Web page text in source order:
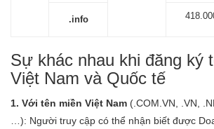
.info
Sự khác nhau khi đăng ký
Việt Nam và Quốc tế
1. Với tên miền Việt Nam (.COM.VN, .VN,
…): Người truy cập có thể nhận biết được